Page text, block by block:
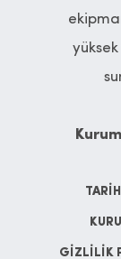
GİZLİLİK